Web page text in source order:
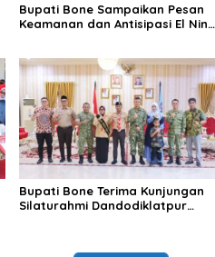
Bupati Bone Sampaikan Pesan
Keamanan dan Antisipasi El Nino
Bupati Bone Terima Kunjungan
Silaturahmi Dandodiklatpur